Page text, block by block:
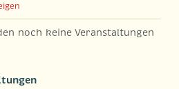
noch keine Veranstaltungen